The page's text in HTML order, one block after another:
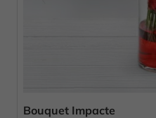
Bouquet Impacte